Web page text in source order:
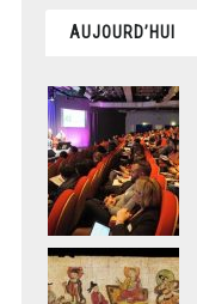
AUJOURD’HUI